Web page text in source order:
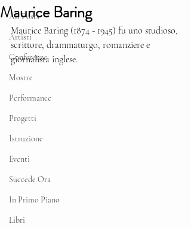
All Posts
Artisti
Conferenze
Mostre
Performance
Progetti
Istruzione
Eventi
Succede Ora
In Primo Piano
Libri
Maurice Baring
Maurice Baring (1874 - 1945) fu uno studioso,
scrittore, drammaturgo, romanziere e
giornalista inglese.